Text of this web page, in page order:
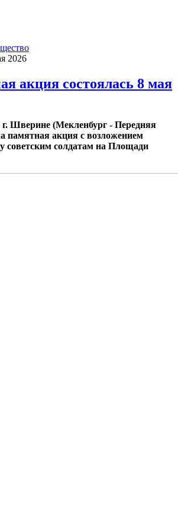
2026
акция состоялась 8 мая
Шверине (Мекленбург - Передняя
памятная акция с возложением
советским солдатам на Площади